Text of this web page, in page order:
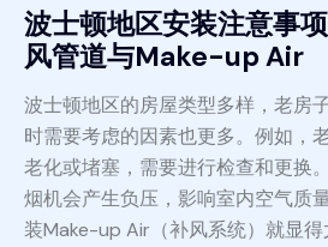
波士顿地区安装注意事
风管道与Make-up Air
波士顿地区的房屋类型多样，老房
时需要考虑的因素也更多。例如，
老化或堵塞，需要进行检查和更换
烟机会产生负压，影响室内空气质
装Make-up Air（补风系统）就显